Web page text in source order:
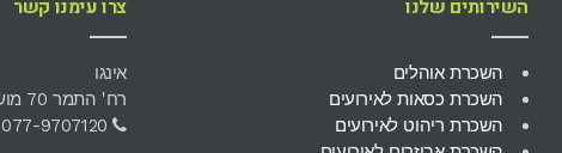
השירותים שלנו
השכרת אוהלים
השכרת כסאות לאירועים
השכרת ריהוט לאירועים
צרו עימנו קשר
אינגו
רח' התמר 70 מושב סתריה
077-9707120